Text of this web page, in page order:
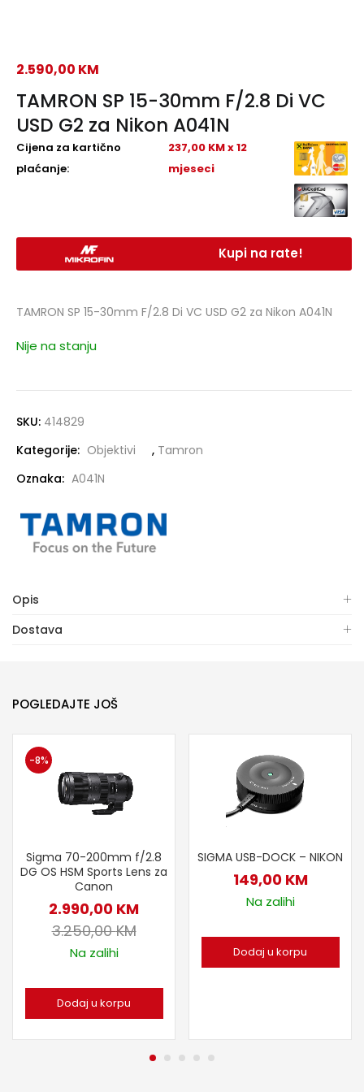
TAMRON SP 15-30mm F/2.8 Di VC
USD G2 za Nikon A041N
2.590,00 KM
Cijena za kartično
plaćanje:
237,00 KM x 12
mjeseci
Kupi na rate!
TAMRON SP 15-30mm F/2.8 Di VC USD G2 za Nikon A041N
Nije na stanju
SKU: 414829
Kategorije: Objektivi , Tamron
Oznaka: A041N
Opis
Dostava
POGLEDAJTE JOŠ
-8%
Sigma 70-200mm f/2.8
DG OS HSM Sports Lens za
Canon
2.990,00 KM
3.250,00KM
Na zalihi
Dodaj u korpu
SIGMA USB-DOCK – NIKON
149,00 KM
Na zalihi
Dodaj u korpu